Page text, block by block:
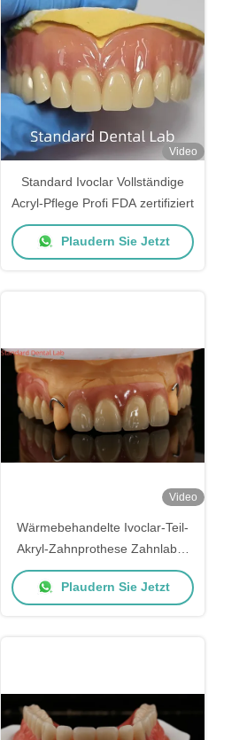
Video
Standard Ivoclar Vollständige
Acryl-Pflege Profi FDA zertifiziert
Plaudern Sie Jetzt
Video
Wärmebehandelte Ivoclar-Teil-
Akryl-Zahnprothese Zahnlabor
hohe Genauigkeit mit 3D-
Druckmodell
Plaudern Sie Jetzt